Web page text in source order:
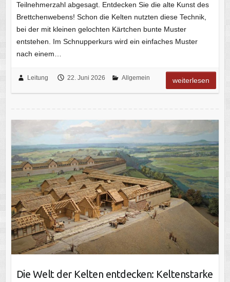
Teilnehmerzahl abgesagt. Entdecken Sie die alte Kunst des
Brettchenwebens! Schon die Kelten nutzten diese Technik,
bei der mit kleinen gelochten Kärtchen bunte Muster
entstehen. Im Schnupperkurs wird ein einfaches Muster
nach einem…
Leitung 22. Juni 2026 Allgemein weiterlesen
Die Welt der Kelten entdecken: Keltenstarke